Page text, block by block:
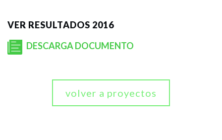
VER RESULTADOS 2016
DESCARGA DOCUMENTO
volver a proyectos